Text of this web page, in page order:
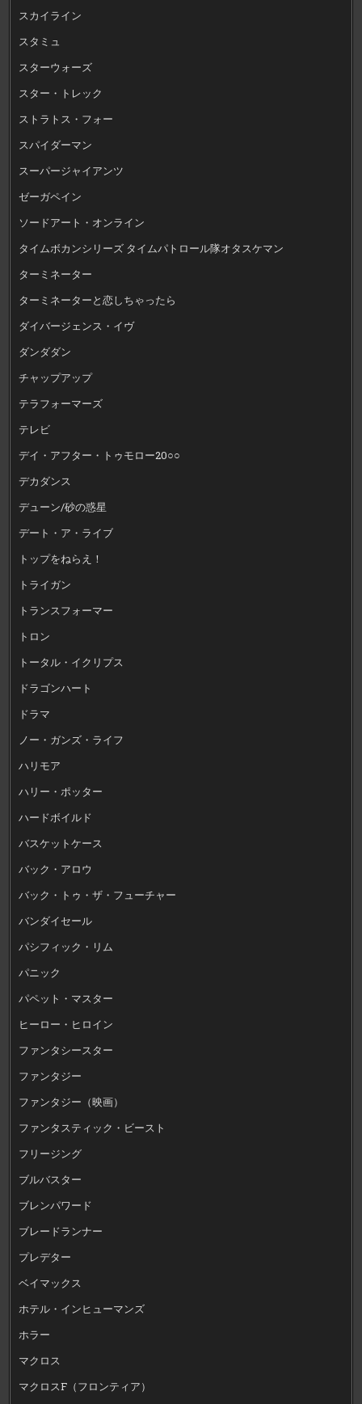
スカイライン
スタミュ
スターウォーズ
スター・トレック
ストラトス・フォー
スパイダーマン
スーパージャイアンツ
ゼーガペイン
ソードアート・オンライン
タイムボカンシリーズ タイムパトロール隊オタスケマン
ターミネーター
ターミネーターと恋しちゃったら
ダイバージェンス・イヴ
ダンダダン
チャップアップ
テラフォーマーズ
テレビ
デイ・アフター・トゥモロー20○○
デカダンス
デューン/砂の惑星
デート・ア・ライブ
トップをねらえ！
トライガン
トランスフォーマー
トロン
トータル・イクリプス
ドラゴンハート
ドラマ
ノー・ガンズ・ライフ
ハリモア
ハリー・ポッター
ハードボイルド
バスケットケース
バック・アロウ
バック・トゥ・ザ・フューチャー
バンダイセール
パシフィック・リム
パニック
パペット・マスター
ヒーロー・ヒロイン
ファンタシースター
ファンタジー
ファンタジー（映画）
ファンタスティック・ビースト
フリージング
ブルバスター
ブレンパワード
ブレードランナー
プレデター
ベイマックス
ホテル・インヒューマンズ
ホラー
マクロス
マクロスF（フロンティア）